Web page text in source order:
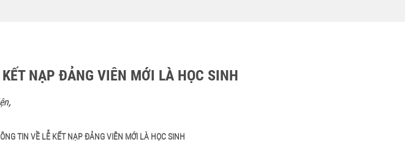
NẠP ĐẢNG VIÊN MỚI LÀ HỌC SINH
,
TIN VỀ LỄ KẾT NẠP ĐẢNG VIÊN MỚI LÀ HỌC SINH